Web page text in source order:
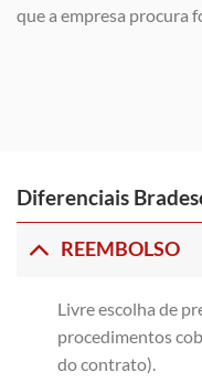
que a empresa procura
Diferenciais
REEMBOLSO
Livre escolha de
procedimentos
do contrato).